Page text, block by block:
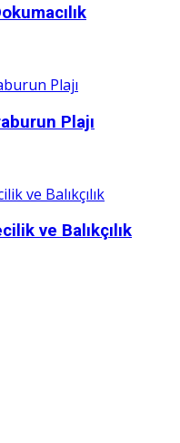
Plajı
ve Balıkçılık